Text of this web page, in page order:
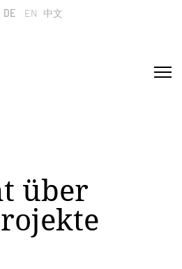
Sprache auswählen
DE EN 中文
über